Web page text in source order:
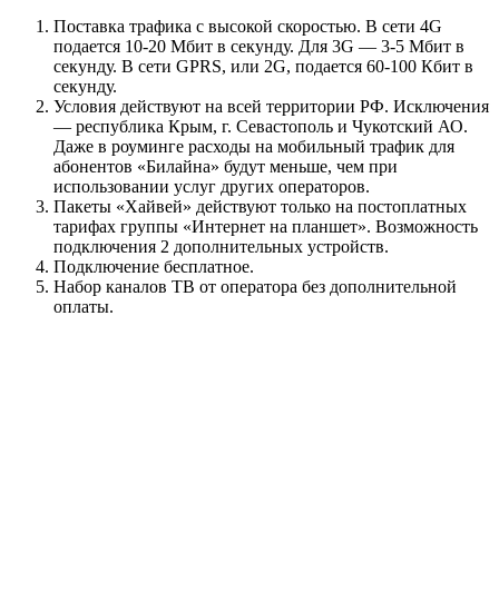
Поставка трафика с высокой скоростью. В сети 4G
подается 10-20 Мбит в секунду. Для 3G — 3-5 Мбит в
секунду. В сети GPRS, или 2G, подается 60-100 Кбит в
секунду.
Условия действуют на всей территории РФ. Исключения
— республика Крым, г. Севастополь и Чукотский АО.
Даже в роуминге расходы на мобильный трафик для
абонентов «Билайна» будут меньше, чем при
использовании услуг других операторов.
Пакеты «Хайвей» действуют только на постоплатных
тарифах группы «Интернет на планшет». Возможность
подключения 2 дополнительных устройств.
Подключение бесплатное.
Набор каналов ТВ от оператора без дополнительной
оплаты.